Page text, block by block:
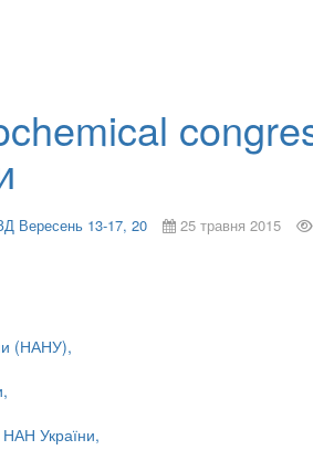
Вересень 13-17, 20 25 травня 2015
(НАНУ),
НАН України,